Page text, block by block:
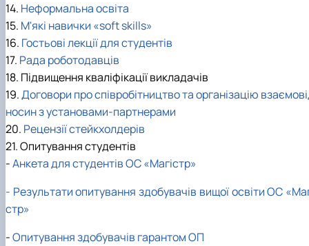
14. Неформальна освіта
15. М'які навички «soft skills»
16. Гостьові лекції для студентів
17. Рада роботодавців
18. Підвищення кваліфікації викладачів
19.Договори про співробітництво та організацію
носин з установами-партнерами
20. Рецензії стейкхолдерів
21. Опитування студентів
-Анкета для студентів ОС «Магістр»
- Результати опитування здобувачів вищої освіти ОС
стр»
-Опитування здобувачів гарантом ОП